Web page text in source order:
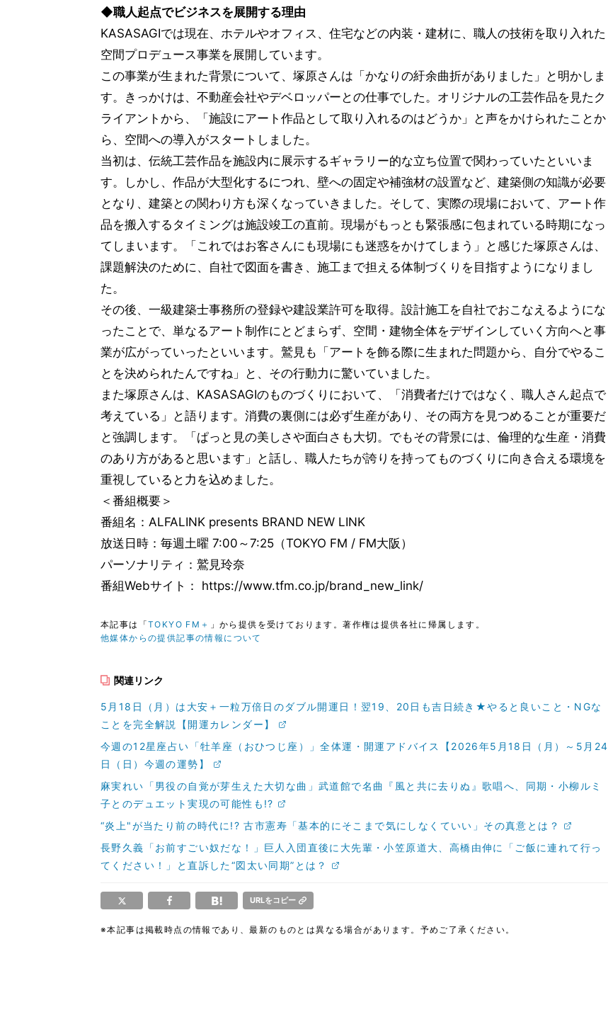
◆職人起点でビジネスを展開する理由
KASASAGIでは現在、ホテルやオフィス、住宅などの内装・建材に、職人の技術を取り入れた
空間プロデュース事業を展開しています。
この事業が生まれた背景について、塚原さんは「かなりの紆余曲折がありました」と明かしま
す。きっかけは、不動産会社やデベロッパーとの仕事でした。オリジナルの工芸作品を見たク
ライアントから、「施設にアート作品として取り入れるのはどうか」と声をかけられたことか
ら、空間への導入がスタートしました。
当初は、伝統工芸作品を施設内に展示するギャラリー的な立ち位置で関わっていたといいま
す。しかし、作品が大型化するにつれ、壁への固定や補強材の設置など、建築側の知識が必要
となり、建築との関わり方も深くなっていきました。そして、実際の現場において、アート作
品を搬入するタイミングは施設竣工の直前。現場がもっとも緊張感に包まれている時期になっ
てしまいます。「これではお客さんにも現場にも迷惑をかけてしまう」と感じた塚原さんは、
課題解決のために、自社で図面を書き、施工まで担える体制づくりを目指すようになりまし
た。
その後、一級建築士事務所の登録や建設業許可を取得。設計施工を自社でおこなえるようにな
ったことで、単なるアート制作にとどまらず、空間・建物全体をデザインしていく方向へと事
業が広がっていったといいます。鷲見も「アートを飾る際に生まれた問題から、自分でやるこ
とを決められたんですね」と、その行動力に驚いていました。
また塚原さんは、KASASAGIのものづくりにおいて、「消費者だけではなく、職人さん起点で
考えている」と語ります。消費の裏側には必ず生産があり、その両方を見つめることが重要だ
と強調します。「ぱっと見の美しさや面白さも大切。でもその背景には、倫理的な生産・消費
のあり方があると思います」と話し、職人たちが誇りを持ってものづくりに向き合える環境を
重視していると力を込めました。
＜番組概要＞
番組名：ALFALINK presents BRAND NEW LINK
放送日時：毎週土曜 7:00～7:25（TOKYO FM / FM大阪）
パーソナリティ：鷲見玲奈
番組Webサイト： https://www.tfm.co.jp/brand_new_link/
本記事は「TOKYO FM＋ 」から提供を受けております。著作権は提供各社に帰属します。
他媒体からの提供記事の情報について
関連リンク
5月18日（月）は大安＋一粒万倍日のダブル開運日！翌19、20日も吉日続き★やると良いこと・NGな
ことを完全解説【開運カレンダー】
今週の12星座占い「牡羊座（おひつじ座）」全体運・開運アドバイス【2026年5月18日（月）～5月24
日（日）今週の運勢】
麻実れい「男役の自覚が芽生えた大切な曲」武道館で名曲『風と共に去りぬ』歌唱へ、同期・小柳ルミ
子とのデュエット実現の可能性も!?
“炎上"が当たり前の時代に!? 古市憲寿「基本的にそこまで気にしなくていい」その真意とは？
長野久義「お前すごい奴だな！」巨人入団直後に大先輩・小笠原道大、高橋由伸に「ご飯に連れて行っ
てください！」と直訴した“図太い同期”とは？
URLをコピー
※本記事は掲載時点の情報であり、最新のものとは異なる場合があります。予めご了承ください。